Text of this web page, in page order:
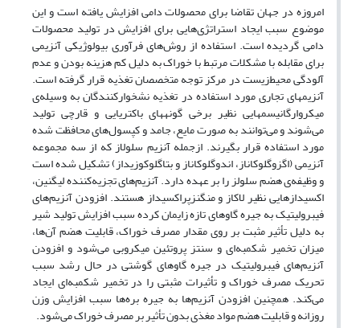
امروزه در جهان تقاضا برای محصولات دامی افزایش یافته است و این
موضوع سبب ایجاد استراتژی­‌هایی برای افزایش در تولید محصولات
دامی گردیده است. استفاده از روش­‌های فرآوری بیولوژیکی آنزیمی
برای مقابله با مشکلات مرتبط با خوراک به دلیل کم ­هزینه بودن و عدم
آلودگی محیط‌‌زیست در مرکز توجه متخصصان تغذیه قرار گرفته است.
آنزیم­های تجاری مورد استفاده در تغذیه نشخوارکنندگان به ‌وسیله‌ی
میکرو­ارگانیسم­هایی نظیر برخی گونه­های باکتریایی و قارچی تولید
می‌شوند و می‌توانند به صورت مایع، جامد و کپسول‌های محافظت شده
مورد استفاده قرار بگیرند. ازجمله آنزیم سلولاز که از سه مجموعه
آنزیمی (اگزوگلوکاناز، اندوگلوکاناز و بتاگلوکوزیداز) تشکیل‌ شده است
و وظیفه‌ی هضم سلولز را بر عهده دارد. آنزیم‌های تجزیه‌کننده لیگنین،
اکسیدازهایی نظیر لاکاز و منگنز­پراکسیداز هستند. افزودن آنزیم‌های
فیبرولیتیک به جیره گاوهای تازه‌ زایمان کرده سبب افزایش تولید شیر
به دلیل تأثیر مثبت بر روی مقدار مصرف خوراک، قابلیت هضم آن‌ها،
میزان تخمیر شکمبه‌ای و سنتز پروتئین میکروبی می‌شود و افزودن
آنزیم‌های فیبرولیتیک در جیره گاوهای گوشتی در حال رشد سبب
تحریک مصرف خوراک و تأثیرات مثبتی را در تخمیر شکمبه‌ای ایجاد
می‌کند. همچنین افزودن آنزیم‌ها به جیره بره‌ها سبب افزایش وزن
روزانه و قابلیت هضم مواد مغذی بدون تأثیر بر مصرف خوراک می‌شود.